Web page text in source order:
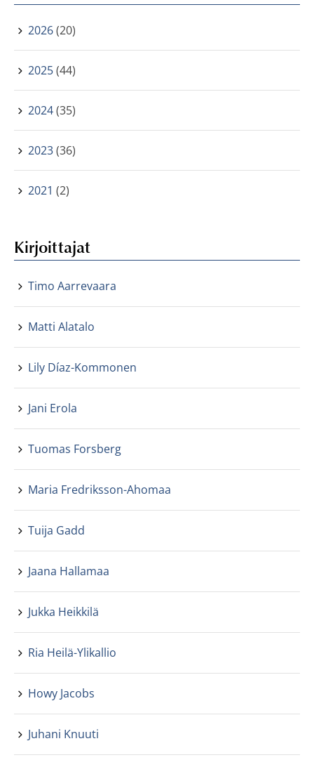
2026(20)
2025(44)
2024(35)
2023(36)
2021 (2)
Kirjoittajat
Timo Aarrevaara
Matti Alatalo
Lily Díaz-Kommonen
Jani Erola
Tuomas Forsberg
Maria Fredriksson-Ahomaa
Tuija Gadd
Jaana Hallamaa
Jukka Heikkilä
Ria Heilä-Ylikallio
Howy Jacobs
Juhani Knuuti